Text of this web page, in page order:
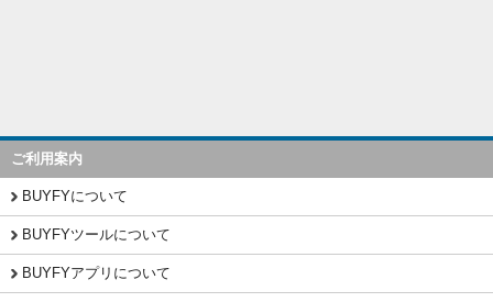
ご利用案内
BUYFYについて
BUYFYツールについて
BUYFYアプリについて